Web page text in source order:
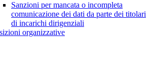
Sanzioni per mancata o incompleta
comunicazione dei dati da parte dei titolari
di incarichi dirigenziali
organizzative